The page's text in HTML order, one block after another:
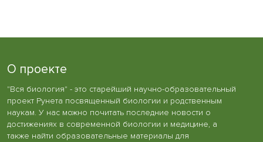
О проекте
"Вся биология" - это старейший научно-образовательный
проект Рунета посвященный биологии и родственным
наукам. У нас можно почитать последние новости о
достижениях в современной биологии и медицине, а
также найти образовательные материалы для